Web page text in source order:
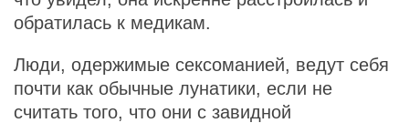
обратилась к медикам.
Люди, одержимые сексоманией, ведут себя
почти как обычные лунатики, если не
считать того, что они с завидной